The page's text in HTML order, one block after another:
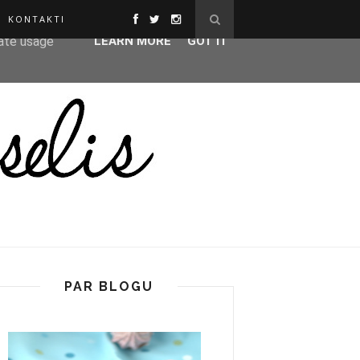
KONTAKTI
PAR BLOGU
agent
usage
LEARN MORE GOT IT